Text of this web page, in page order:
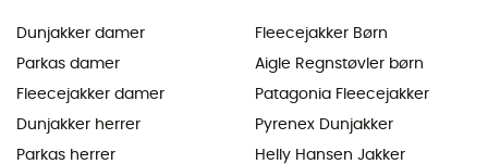
Dunjakker damer
Parkas damer
Fleecejakker damer
Dunjakker herrer
Parkas herrer
Fleecejakker Børn
Aigle Regnstøvler børn
Patagonia Fleecejakker
Pyrenex Dunjakker
Helly Hansen Jakker